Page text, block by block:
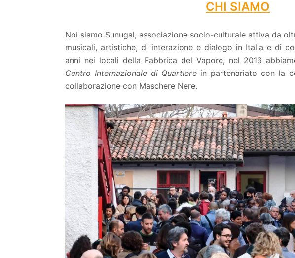
CHI SIAMO
Noi siamo Sunugal, associazione socio-culturale attiva da
musicali, artistiche, di interazione e dialogo in Italia e di
anni nei locali della Fabbrica del Vapore, nel 2016
Centro Internazionale di Quartiere in partenariato con la
collaborazione con Maschere Nere.